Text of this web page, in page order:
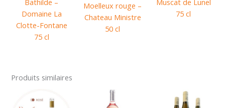
Domaine La
Clotte-Fontane
75 cl
Moelleux rouge –
Chateau Ministre
50 cl
75 cl
Produits similaires